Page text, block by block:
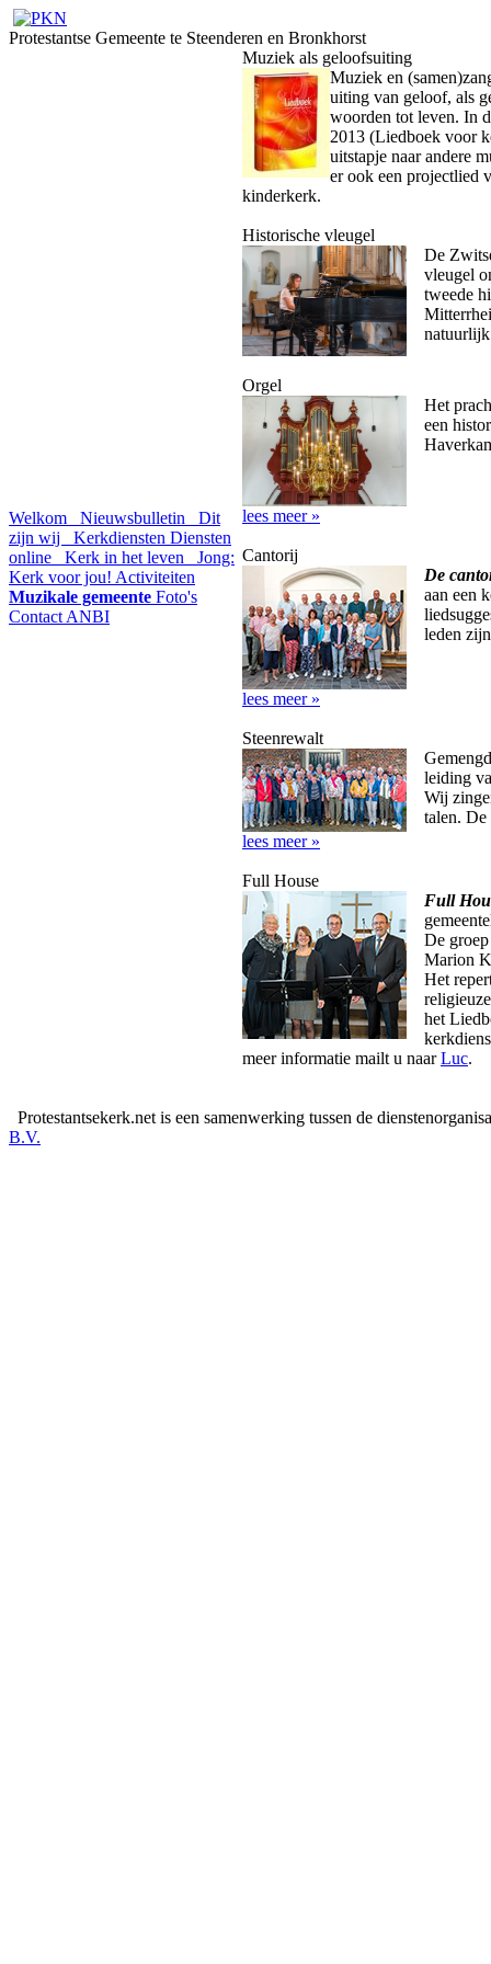
Protestantse Gemeente te Steenderen en Bronkhorst
Welkom Nieuwsbulletin
Dit
zijn wij
Kerkdiensten Diensten
online
Kerk in het leven
Jong:
Kerk voor jou! Activiteiten
Muzikale gemeente Foto's
Contact ANBI
Muziek als geloofsuiting
Muziek en
uiting van geloof, als
woorden tot leven. In
2013 (Liedboek voor
uitstapje naar andere
er ook een projectlied
kinderkerk.
Historische vleugel
De
vleugel
tweede
Orgel
Het
een
lees meer »
Cantorij
De
aan een
leden
lees meer »
Steenrewalt
leiding
Wij
talen.
lees meer »
Full House
Full
De
Marion
Het
het
meer informatie mailt u naarLuc.
Protestantsekerk.net is een samenwerking tussen de
B.V.